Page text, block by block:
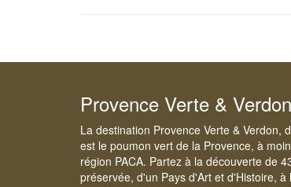
Provence Verte &
La destination Provence Verte & Verdon,
est le poumon vert de la Provence, à
région PACA. Partez à la découverte de
préservée, d'un Pays d'Art et d'Histoire,